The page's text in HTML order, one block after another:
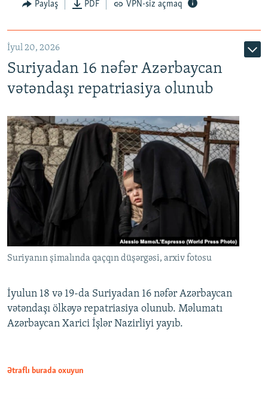
Auto
Paylaş PDF VPN-siz açmaq
İyul 20, 2026
Suriyadan 16 nəfər Azərbaycan
vətəndaşı repatriasiya olunub
Suriyanın şimalında qaçqın düşərgəsi, arxiv fotosu
İyulun 18 və 19-da Suriyadan 16 nəfər Azərbaycan
vətəndaşı ölkəyə repatriasiya olunub. Məlumatı
Azərbaycan Xarici İşlər Nazirliyi yayıb.
Ətraflı burada oxuyun